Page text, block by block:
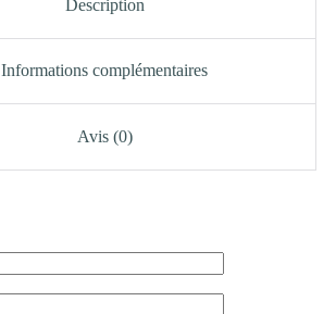
Description
Informations complémentaires
Avis (0)